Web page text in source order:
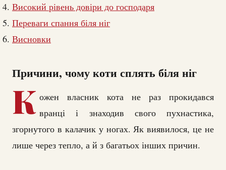
Високий рівень довіри до господаря
Переваги спання біля ніг
Висновки
Причини, чому коти сплять біля ніг
К ожен власник кота не раз прокидався
вранці і знаходив свого пухнастика,
згорнутого в калачик у ногах. Як виявилося, це не
лише через тепло, а й з багатьох інших причин.